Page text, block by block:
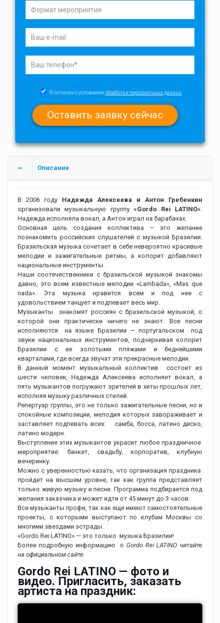
Я согласен с условиями обработки персональных данных
Описание
В 2006 году Надежда Алексеева и Антон Гребенкин
организовали музыкальную группу«Gordo Rei LATINO».
Надежда исполняла вокал, а Антон играл на барабанах.
Основная цель создания коллектива – это желание
познакомить российских слушателей с музыкой Бразилии.
Бразильская музыка сочетает в себе невероятно красивые
мелодии и зажигательные ритмы, а колорит добавляют
национальные инструменты.
Наши соотечественники с бразильской музыкой знакомы
давно, это всем известные мелодии «Lambada», «Mas que
nada». Эта музыка нравится всем и под нее с
удовольствием танцует и подпевает весь мир.
Музыканты знакомят россиян с бразильской музыкой, о
которой они практически ничего не знают. Все песни
исполняются на языке Бразилии — португальском под
звуки национальных инструментов, подчеркивая колорит
Бразилии с ее золотыми пляжами и беднейшими
кварталами, где всегда звучат эти прекрасные мелодии.
В данный момент музыкальный коллектив состоит из
шести человек, Надежда Алексеева исполняет вокал, а
пять музыкантов погружают зрителей в хиты прошлых лет,
исполняя музыку различных стилей.
Репертуар группы, это не только зажигательные песни, но и
спокойные композиции, мелодия которых завораживает и
заставляет подпевать всех: самба, босса, латино диско,
латино модерн.
Выступление этих музыкантов украсит любое праздничное
мероприятие: банкет, свадьбу, корпоратив, клубную
вечеринку.
Можно с уверенностью казать, что организация праздника
пройдет на высшем уровне, так как группа представляет
только живую музыку и песни. Программа подбирается под
желания заказчика и может идти от 45 минут до 3 часов.
Все музыканты профи, так как еще имеют самостоятельные
проекты, с которыми выступают по клубам Москвы со
многими звездами эстрады.
«Gordo Rei LATINO» — это только музыка Бразилии!
Более подробную информацию о Gordo Rei LATINO читайте
на официальном сайте.
Gordo Rei LATINO — фото и
видео. Пригласить, заказать
артиста на праздник: